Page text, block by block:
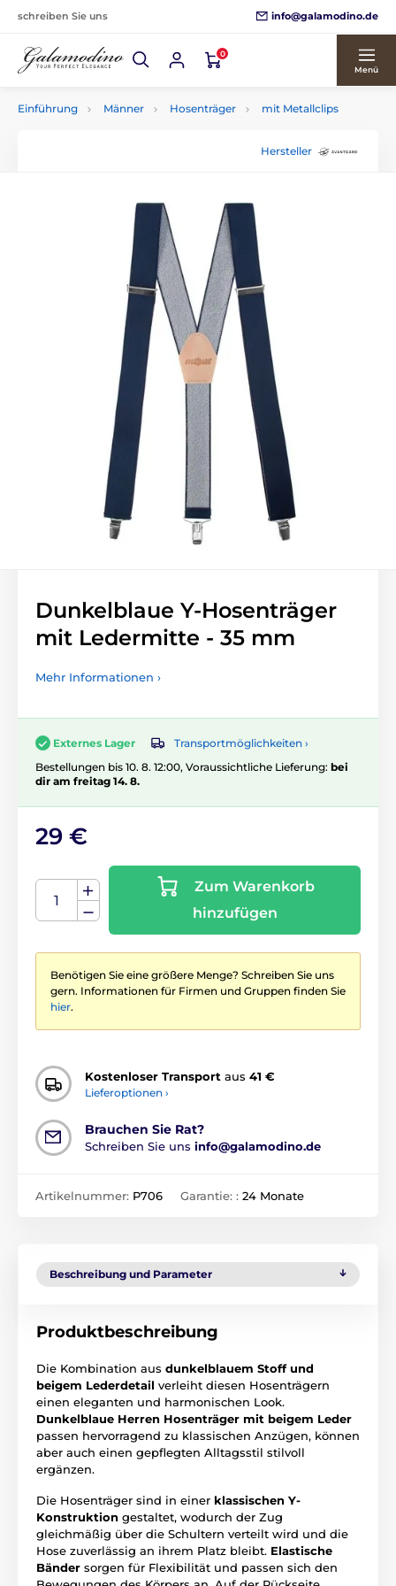
schreiben Sie uns info@galamodino.de
0
Menü
Einführung Männer Hosenträger mit Metallclips
Hersteller
Dunkelblaue Y-Hosenträger
mit Ledermitte - 35 mm
Mehr Informationen ›
Externes Lager
Transportmöglichkeiten ›
Bestellungen bis 10. 8. 12:00, Voraussichtliche Lieferung: bei
dir am freitag 14. 8.
29 €
Zum Warenkorb
hinzufügen
Benötigen Sie eine größere Menge? Schreiben Sie uns
gern. Informationen für Firmen und Gruppen finden Sie
hier.
Kostenloser Transport aus 41 €
Lieferoptionen ›
Brauchen Sie Rat?
Schreiben Sie uns info@galamodino.de
Artikelnummer: P706 Garantie: : 24 Monate
Beschreibung und Parameter
Produktbeschreibung
Die Kombination aus dunkelblauem Stoff und
beigem Lederdetail verleiht diesen Hosenträgern
einen eleganten und harmonischen Look.
Dunkelblaue Herren Hosenträger mit beigem Leder
passen hervorragend zu klassischen Anzügen, können
aber auch einen gepflegten Alltagsstil stilvoll
ergänzen.
Die Hosenträger sind in einer klassischen Y-
Konstruktion gestaltet, wodurch der Zug
gleichmäßig über die Schultern verteilt wird und die
Hose zuverlässig an ihrem Platz bleibt. Elastische
Bänder sorgen für Flexibilität und passen sich den